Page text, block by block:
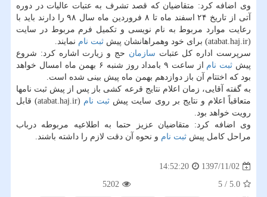
وی اضافه كرد: متقاضیان كه قصد تشرف به عتبات عالیات در دوره
آتی از تاریخ ۲۴ اسفند ماه تا ۸ فروردین ماه سال ۹۸ را دارند باید با
رعایت موارد مربوط به نام نویسی و تكمیل فرم مربوط در سایت
(atabat.haj.ir) برای خود وهمراهانشان پیش
ثبت نام نمایند.
سرپرست اداره كل عتبات سازمان حج و زیارت اشاره كرد: شروع
پیش ثبت نام
از ساعت ۹ بامداد روز شنبه ۶ بهمن ماه امسال خواهد
بود كه اختتام آن باز دوازدهم بهمن ماه پیش بینی شده است.
به گفته آقایی، زمان اعلام نتایج قرعه كشی باز پس از پیش ثبت نامها
متعاقباً اعلام و نتایج بر روی سایت پیش ثبت نام
(atabat.haj.ir) قابل
رویت خواهد بود.
وی اضافه كرد: متقاضیان عزیز حتما به اطلاعیه مربوطه درباب
مراحل كامل پیش ثبت نام و نحوه آن دقت لازم را داشته باشند.
1397/11/02
14:52:20
5.0
/
5
5202